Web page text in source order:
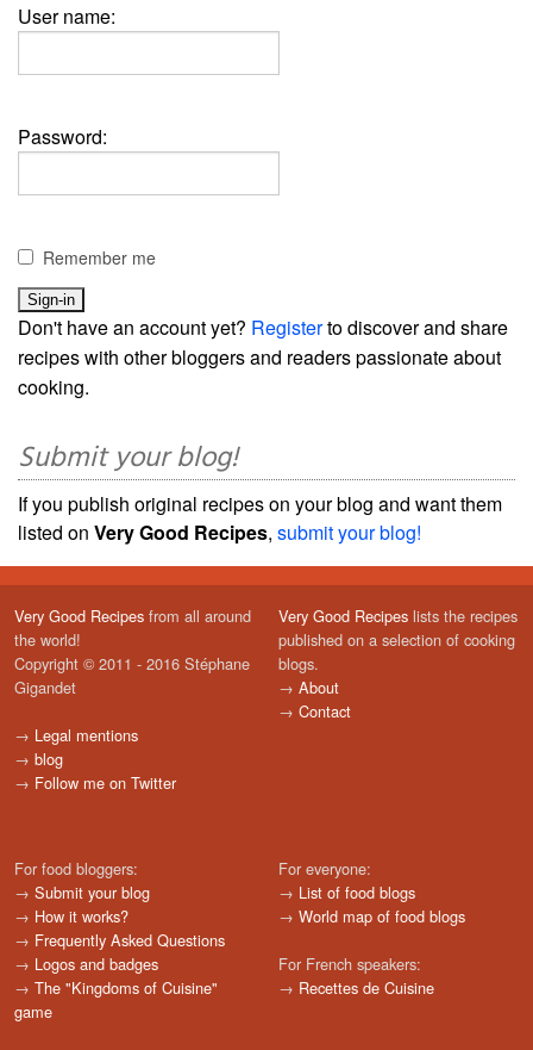
User name:
Password:
Remember me
Don't have an account yet? Registerto discover and share
recipes with other bloggers and readers passionate about
cooking.
Submit your blog!
If you publish original recipes on your blog and want them
listed on Very Good Recipes, submit your blog!
Very Good Recipes from all around
the world!
Copyright © 2011 - 2016 Stéphane
Gigandet
→ Legal mentions
→ blog
→ Follow me on Twitter
Very Good Recipes lists the recipes
published on a selection of cooking
blogs.
→ About
→ Contact
For food bloggers:
→ Submit your blog
→ How it works?
→ Frequently Asked Questions
→ Logos and badges
→ The "Kingdoms of Cuisine"
game
For everyone:
→ List of food blogs
→ World map of food blogs
For French speakers:
→ Recettes de Cuisine